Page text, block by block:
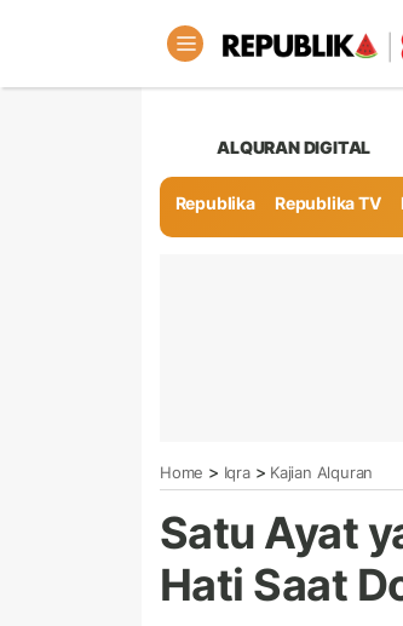
ALQURAN DIGITAL
Republika Republika TV
Home > Iqra> Kajian Alquran
Satu Ayat
Hati Saat